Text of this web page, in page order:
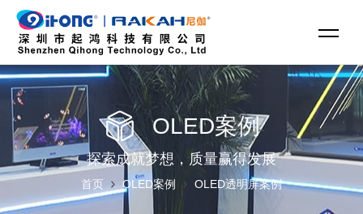
OLED案例
探索成就梦想，质量赢得发展
首页 OLED案例 OLED透明屏案例